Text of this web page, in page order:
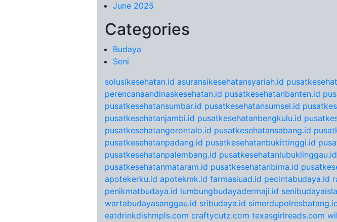
June 2025
Categories
Budaya
Seni
solusikesehatan.id asuransikesehatansyariah.id
perencanaandinaskesehatan.id pusatkesehatanbanten.id
pusatkesehatansumbar.id pusatkesehatansumsel.id
pusatkesehatanjambi.id pusatkesehatanbengkulu.id
pusatkesehatangorontalo.id pusatkesehatansabang.id
pusatkesehatanpadang.id pusatkesehatanbukittinggi.id
pusatkesehatanpalembang.id pusatkesehatanlubuklinggau.id
pusatkesehatanmataram.id pusatkesehatanbima.id
apotekerku.id apotekmk.id farmasiuad.id pecintabudaya.id
penikmatbudaya.id lumbungbudayadermaji.id
wartabudayasanggau.id sribudaya.id
eatdrinkdishmpls.com craftycutz.com texasgirlreads.com